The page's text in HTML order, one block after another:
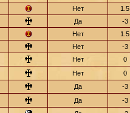
Нет
1.5
Да
-3
Нет
1.5
Нет
-3
Нет
0
Нет
0
Да
-3
Да
-3